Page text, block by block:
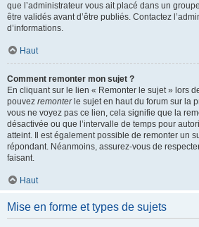
que l’administrateur vous ait placé dans un
être validés avant d’être publiés. Contactez
d’informations.
Haut
Comment remonter mon sujet ?
En cliquant sur le lien « Remonter le sujet » lors
pouvez remonterle sujet en haut du forum sur la
vous ne voyez pas ce lien, cela signifie que la
désactivée ou que l’intervalle de temps pour
atteint. Il est également possible de remonter un
répondant. Néanmoins, assurez-vous de
faisant.
Haut
Mise en forme et types de sujets